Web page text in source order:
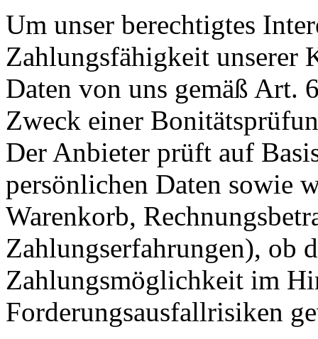
Um unser berechtigtes
Zahlungsfähigkeit unserer
Daten von uns gemäß Art.
Zweck einer
Der Anbieter prüft auf
persönlichen Daten sowie
Warenkorb,
Zahlungserfahrungen), ob
Zahlungsmöglichkeit im
Forderungsausfallrisiken